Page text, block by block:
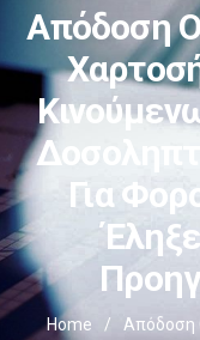
Απόδοση
Για
Home /
Απόδοση